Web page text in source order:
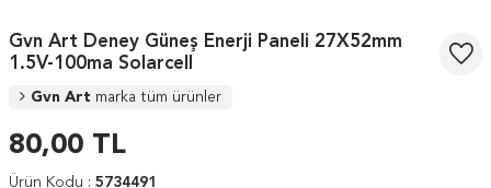
Gvn Art Deney Güneş Enerji Paneli 27X52mm
1.5V-100ma Solarcell
Gvn Art marka tüm ürünler
80,00 TL
Ürün Kodu : 5734491